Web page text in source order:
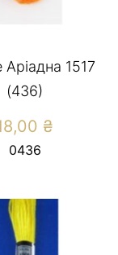
Аріадна 1517
(436)
₴
0436